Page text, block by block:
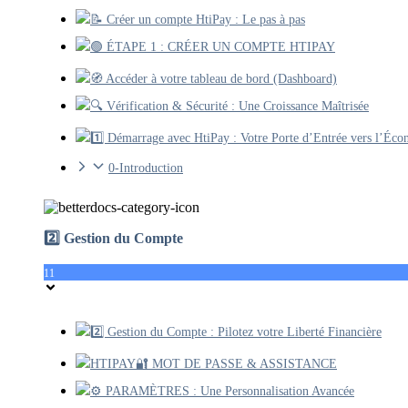
📝 Créer un compte HtiPay : Le pas à pas
🟢 ÉTAPE 1 : CRÉER UN COMPTE HTIPAY
🧭 Accéder à votre tableau de bord (Dashboard)
🔍 Vérification & Sécurité : Une Croissance Maîtrisée
1️⃣ Démarrage avec HtiPay : Votre Porte d’Entrée vers
0-Introduction
2️⃣ Gestion du Compte
11
2️⃣ Gestion du Compte : Pilotez votre Liberté Financière
HTIPAY🔐 MOT DE PASSE & ASSISTANCE
⚙️ PARAMÈTRES : Une Personnalisation Avancée